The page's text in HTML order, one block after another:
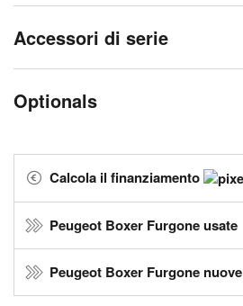
Accessori di serie
Optionals
Calcola il finanziamento
Peugeot Boxer Furgone usate
Peugeot Boxer Furgone nuove